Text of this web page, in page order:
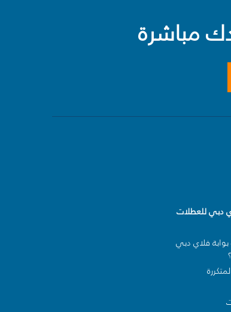
مباشرة
دبي للعطلات
فلاي دبي